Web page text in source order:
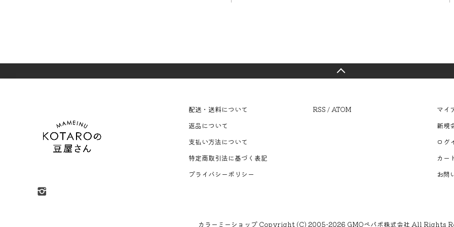
配送・送料について
返品について
支払い方法について
特定商取引法に基づく表記
プライバシーポリシー
RSS /ATOM
マイ
新規
ログ
カー
お問
カラーミーショップ Copyright (C) 2005-2026 GMOペパボ株式会社 All Rights